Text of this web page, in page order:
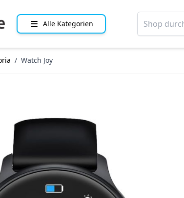
Alle Kategorien
/ Watch Joy